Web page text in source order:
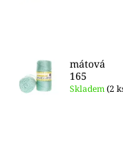
mátová
165
Skladem(2